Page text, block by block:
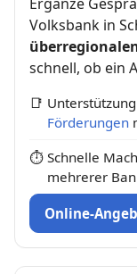
Volksbank in
schnell, ob ein
📑
Förderungen
⏱ Schnelle
mehrerer
Online-